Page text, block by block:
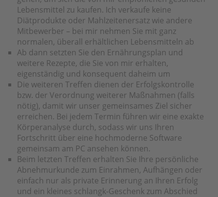
Lebensmittel zu kaufen. Ich verkaufe keine
Diätprodukte oder Mahlzeitenersatz wie andere
Mitbewerber – bei mir nehmen Sie mit ganz
normalen, überall erhältlichen Lebensmitteln ab
Ab dann setzten Sie den Ernährungsplan und
weitere Rezepte, die Sie von mir erhalten,
eigenständig und konsequent daheim um
Die weiteren Treffen dienen der Erfolgskontrolle
bzw. der Verordnung weiterer Maßnahmen (falls
nötig), damit wir unser gemeinsames Ziel sicher
erreichen. Bei jedem Termin führen wir eine exakte
Körperanalyse durch, sodass wir uns Ihren
Fortschritt über eine hochmoderne Software
gemeinsam am PC ansehen können.
Beim letzten Treffen erhalten Sie Ihre persönliche
Abnehmurkunde zum Einrahmen, Aufhängen oder
einfach nur als private Erinnerung an Ihren Erfolg
und ein kleines schlangk-Geschenk zum Abschied